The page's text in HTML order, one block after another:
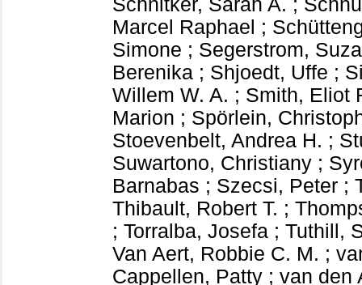
Marcel Raphael ;
Simone ; Segerstrom,
Berenika ; Shjoedt, Uffe ;
Willem W. A. ; Smith, Eliot
Marion ; Spörlein,
Stoevenbelt, Andrea H. ;
Suwartono, Christiany ;
Barnabas ; Szecsi, Peter ;
Thibault, Robert T. ;
; Torralba, Josefa ; Tuthill,
Van Aert, Robbie C. M. ;
Cappellen, Patty ; van den